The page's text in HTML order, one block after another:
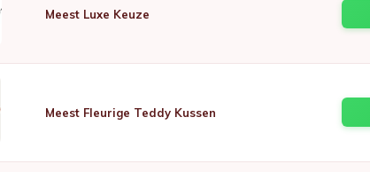
Meest Luxe Keuze
Meest Fleurige Teddy Kussen